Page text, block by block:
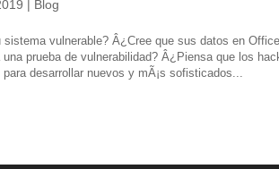
| Blog
vulnerable? Â¿Cree que sus datos en
una prueba de vulnerabilidad? Â¿Piensa que los
para desarrollar nuevos y mÃ¡s sofisticados...